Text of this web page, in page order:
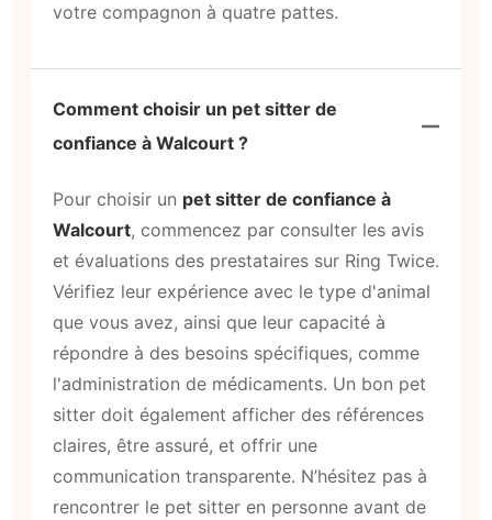
votre compagnon à quatre pattes.
Comment choisir un pet sitter de
confiance à Walcourt ?
Pour choisir un pet sitter de confiance à
Walcourt, commencez par consulter les avis
et évaluations des prestataires sur Ring Twice.
Vérifiez leur expérience avec le type d'animal
que vous avez, ainsi que leur capacité à
répondre à des besoins spécifiques, comme
l'administration de médicaments. Un bon pet
sitter doit également afficher des références
claires, être assuré, et offrir une
communication transparente. N’hésitez pas à
rencontrer le pet sitter en personne avant de